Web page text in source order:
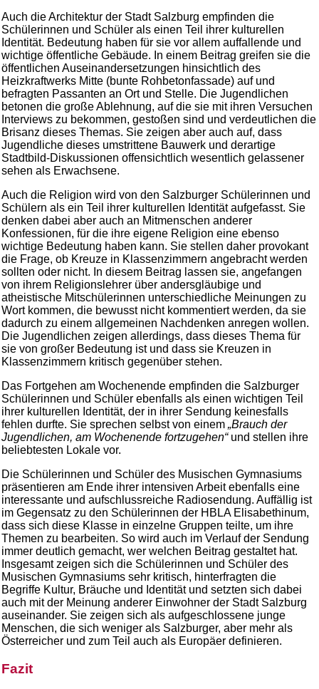
Auch die Architektur der Stadt Salzburg empfinden die
Schülerinnen und Schüler als einen Teil ihrer kulturellen
Identität. Bedeutung haben für sie vor allem auffallende und
wichtige öffentliche Gebäude. In einem Beitrag greifen sie die
öffentlichen Auseinandersetzungen hinsichtlich des
Heizkraftwerks Mitte (bunte Rohbetonfassade) auf und
befragten Passanten an Ort und Stelle. Die Jugendlichen
betonen die große Ablehnung, auf die sie mit ihren Versuchen
Interviews zu bekommen, gestoßen sind und verdeutlichen die
Brisanz dieses Themas. Sie zeigen aber auch auf, dass
Jugendliche dieses umstrittene Bauwerk und derartige
Stadtbild-Diskussionen offensichtlich wesentlich gelassener
sehen als Erwachsene.
Auch die Religion wird von den Salzburger Schülerinnen und
Schülern als ein Teil ihrer kulturellen Identität aufgefasst. Sie
denken dabei aber auch an Mitmenschen anderer
Konfessionen, für die ihre eigene Religion eine ebenso
wichtige Bedeutung haben kann. Sie stellen daher provokant
die Frage, ob Kreuze in Klassenzimmern angebracht werden
sollten oder nicht. In diesem Beitrag lassen sie, angefangen
von ihrem Religionslehrer über andersgläubige und
atheistische Mitschülerinnen unterschiedliche Meinungen zu
Wort kommen, die bewusst nicht kommentiert werden, da sie
dadurch zu einem allgemeinen Nachdenken anregen wollen.
Die Jugendlichen zeigen allerdings, dass dieses Thema für
sie von großer Bedeutung ist und dass sie Kreuzen in
Klassenzimmern kritisch gegenüber stehen.
Das Fortgehen am Wochenende empfinden die Salzburger
Schülerinnen und Schüler ebenfalls als einen wichtigen Teil
ihrer kulturellen Identität, der in ihrer Sendung keinesfalls
fehlen durfte. Sie sprechen selbst von einem „Brauch der
Jugendlichen, am Wochenende fortzugehen“und stellen ihre
beliebtesten Lokale vor.
Die Schülerinnen und Schüler des Musischen Gymnasiums
präsentieren am Ende ihrer intensiven Arbeit ebenfalls eine
interessante und aufschlussreiche Radiosendung. Auffällig ist
im Gegensatz zu den Schülerinnen der HBLA Elisabethinum,
dass sich diese Klasse in einzelne Gruppen teilte, um ihre
Themen zu bearbeiten. So wird auch im Verlauf der Sendung
immer deutlich gemacht, wer welchen Beitrag gestaltet hat.
Insgesamt zeigen sich die Schülerinnen und Schüler des
Musischen Gymnasiums sehr kritisch, hinterfragten die
Begriffe Kultur, Bräuche und Identität und setzten sich dabei
auch mit der Meinung anderer Einwohner der Stadt Salzburg
auseinander. Sie zeigen sich als aufgeschlossene junge
Menschen, die sich weniger als Salzburger, aber mehr als
Österreicher und zum Teil auch als Europäer definieren.
Fazit